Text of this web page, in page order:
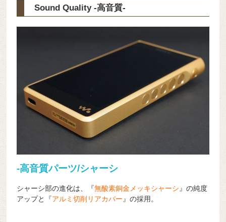
Sound Quality -高音質-
-高音質パーツ/シャーシ
シャーシ部の進化は、『無酸素銅金メッキシャーシ 』の純度
アップと『アルミ切削リアカバー 』の採用。